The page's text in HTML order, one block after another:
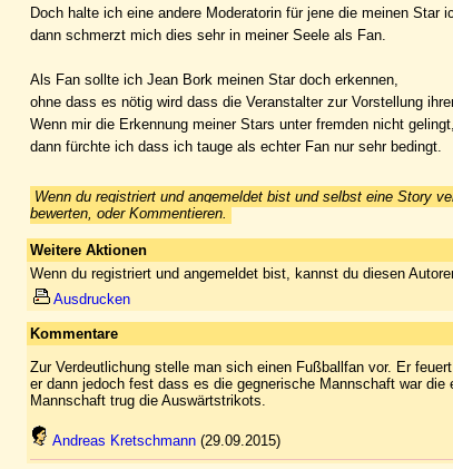
Doch halte ich eine andere Moderatorin für jene die meinen Star
dann schmerzt mich dies sehr in meiner Seele als Fan.
Als Fan sollte ich Jean Bork meinen Star doch erkennen,
ohne dass es nötig wird dass die Veranstalter zur Vorstellung
Wenn mir die Erkennung meiner Stars unter fremden nicht gelingt,
dann fürchte ich dass ich tauge als echter Fan nur sehr bedingt.
Wenn du registriert und angemeldet bist und selbst eine Story
bewerten, oder Kommentieren.
Weitere Aktionen
Wenn du registriert und angemeldet bist, kannst du diesen
Ausdrucken
Kommentare
Zur Verdeutlichung stelle man sich einen Fußballfan vor. Er
er dann jedoch fest dass es die gegnerische Mannschaft war
Mannschaft trug die Auswärtstrikots.
Andreas Kretschmann (29.09.2015)